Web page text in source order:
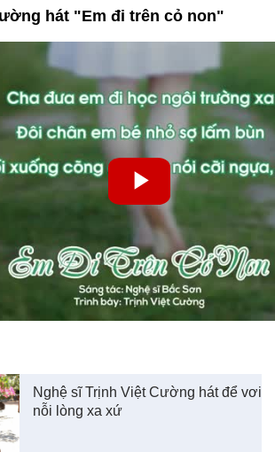
hát "Em đi trên cỏ non"
Nghệ sĩ Trịnh Việt Cường hát để vơi
nỗi lòng xa xứ